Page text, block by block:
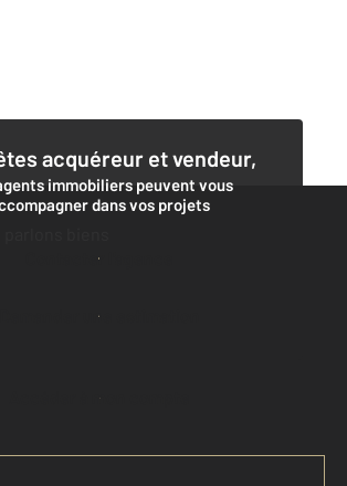
acquéreur et vendeur,
immobiliers peuvent vous
dans vos projets
Contacter l'agence
Demander une estimation
biens
Accéder à mon compte